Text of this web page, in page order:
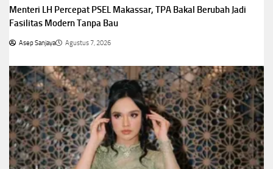
Menteri LH Percepat PSEL Makassar, TPA Bakal Berubah Jadi
Fasilitas Modern Tanpa Bau
Asep Sanjaya Agustus 7, 2026